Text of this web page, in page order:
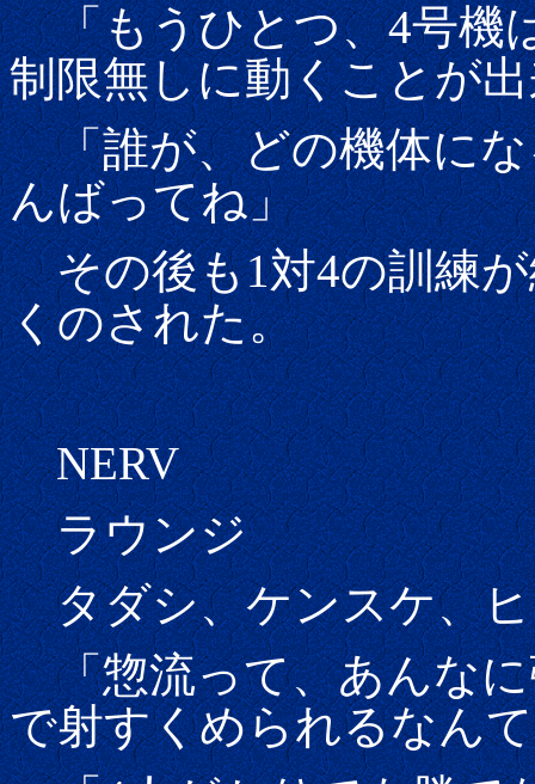
「もうひとつ、4号機
制限無しに動くことが
「誰が、どの機体にな
んばってね」
その後も1対4の訓練が
くのされた。
NERV
ラウンジ
タダシ、ケンスケ、ヒ
「惣流って、あんなに
で射すくめられるな